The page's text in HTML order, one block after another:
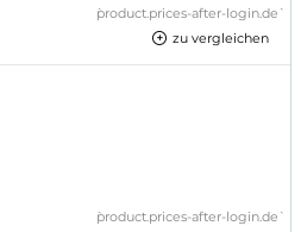
`product.prices-after-login.de`
zu vergleichen
`product.prices-after-login.de`